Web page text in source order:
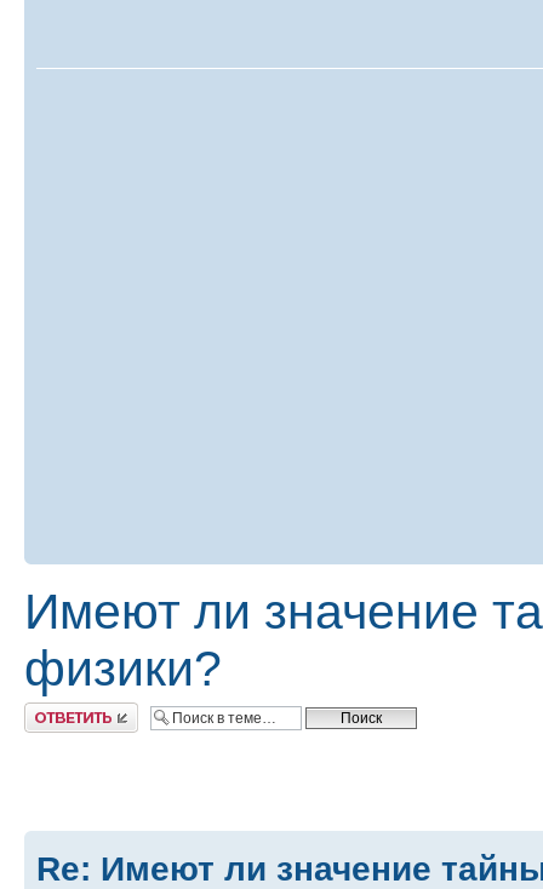
Имеют ли значение
физики?
Ответить
Re: Имеют ли значение